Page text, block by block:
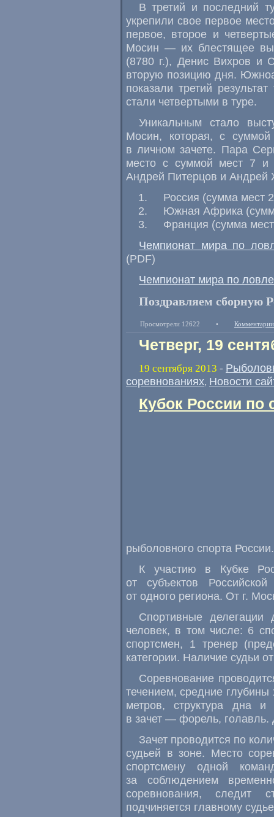
В третий и последний
укрепили свое первое
первое, второе и
Мосин — их блестящее
(8780 г.), Денис Вихров и
вторую позицию дня.
показали третий
стали четвертыми в туре.
Уникальным стало
Мосин, которая, с
в личном зачете. Пара
место с суммой мест 7 и
Андрей Питерцов и Андрей
Россия (сумма мест
Южная Африка
Франция (сумма
Чемпионат мира по
(PDF)
Чемпионат мира по
Поздравляем сборную
Просмотрели 12622 •
Четверг, 19
19 сентября 2013 -
соревнованиях, Новости
Кубок России по
рыболовного спорта России.
К участию в Кубке
от субъектов
от одного региона. От г.
Спортивные
человек, в том числе: 6
спортсмен, 1 тренер
категории. Наличие судьи
Соревнование
течением, средние глубины
метров, структура дна
в зачет — форель, голавль.
Зачет проводится по
судьей в зоне. Место
спортсмену одной
за соблюдением
соревнования, следит
подчиняется главному